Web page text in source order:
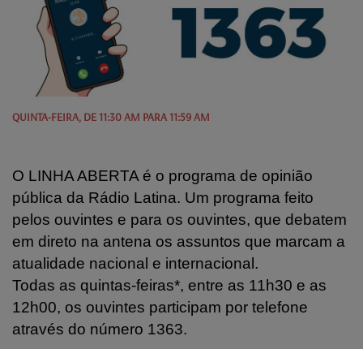
QUINTA-FEIRA, DE 11:30 AM PARA 11:59 AM
O LINHA ABERTA é o programa de opinião
pública da Rádio Latina. Um programa feito
pelos ouvintes e para os ouvintes, que debatem
em direto na antena os assuntos que marcam a
atualidade nacional e internacional.
Todas as quintas-feiras*, entre as 11h30 e as
12h00, os ouvintes participam por telefone
através do número 1363.